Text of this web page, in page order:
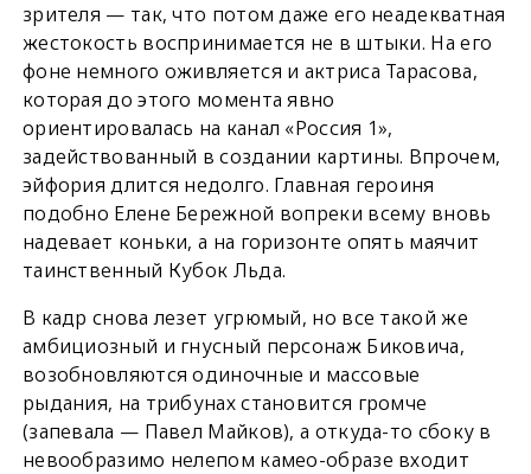
зрителя — так, что потом даже его неадекватная
жестокость воспринимается не в штыки. На его
фоне немного оживляется и актриса Тарасова,
которая до этого момента явно
ориентировалась на канал «Россия 1»,
задействованный в создании картины. Впрочем,
эйфория длится недолго. Главная героиня
подобно Елене Бережной вопреки всему вновь
надевает коньки, а на горизонте опять маячит
таинственный Кубок Льда.
В кадр снова лезет угрюмый, но все такой же
амбициозный и гнусный персонаж Биковича,
возобновляются одиночные и массовые
рыдания, на трибунах становится громче
(запевала — Павел Майков), а откуда-то сбоку в
невообразимо нелепом камео-образе входит